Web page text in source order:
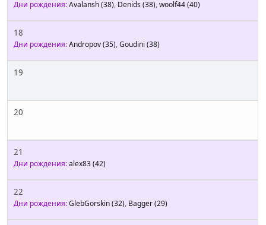
Дни рождения:Avalansh(38), Denids(38),woolf44(40)
18
Дни рождения:Andropov(35),Goudini (38)
19
20
21
Дни рождения:alex83(42)
22
Дни рождения:GlebGorskin(32), Bagger(29)